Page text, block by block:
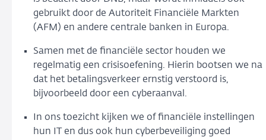
gebruikt door de Autoriteit Financiële Markten
(AFM) en andere centrale banken in Europa.
Samen met de financiële sector houden we
regelmatig een crisisoefening. Hierin bootsen we na
dat het betalingsverkeer ernstig verstoord is,
bijvoorbeeld door een cyberaanval.
In ons toezicht kijken we of financiële instellingen
hun IT en dus ook hun cyberbeveiliging goed